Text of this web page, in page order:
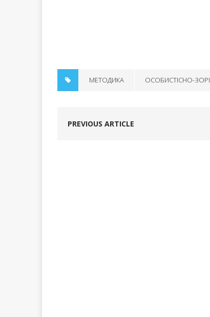
МЕТОДИКА ОСОБИСТІСНО-
PREVIOUS ARTICLE